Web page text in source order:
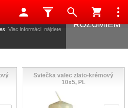
Sviečka valec zlato-krémový
10x5, PL
ktoré nám pomáhajú
Viac informácií nájdete
ROZUMIEM